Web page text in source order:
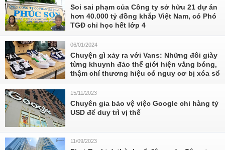
Soi sai phạm của Công ty sở hữu 21 dự án
hơn 40.000 tỷ đồng khắp Việt Nam, có Phó
TGĐ chỉ học hết lớp 4
06/01/2024
Chuyện gì xảy ra với Vans: Những đôi giày
từng khuynh đảo thế giới hiện vắng bóng,
thậm chí thương hiệu có nguy cơ bị xóa sổ
15/11/2023
Chuyên gia bảo vệ việc Google chi hàng tỷ
USD để duy trì vị thế
11/09/2023